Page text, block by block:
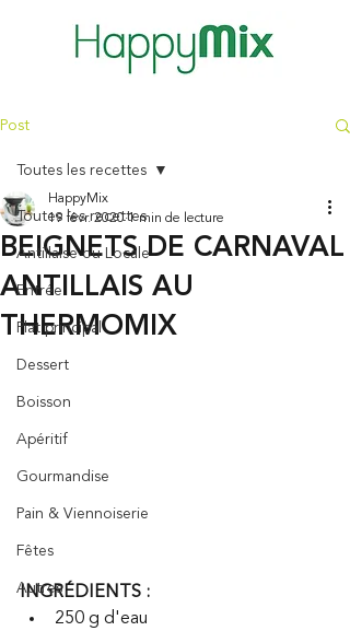
Post
Toutes les recettes
Antillaise ou Locale
Entrée
Plat principal
Dessert
Boisson
Apéritif
Gourmandise
Pain & Viennoiserie
Fêtes
Autres
Toutes les recettes
BEIGNETS DE CARNAVAL
ANTILLAIS AU
THERMOMIX
HappyMix
19 févr. 2020 1 min de lecture
INGRÉDIENTS :
250 g d'eau